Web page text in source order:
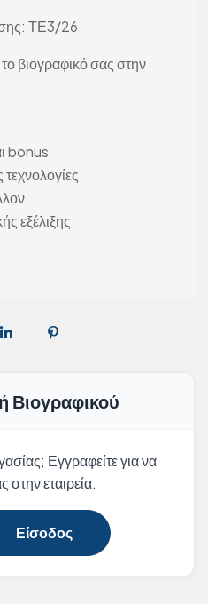
ΤΕ3/26
το βιογραφικό σας στην
bonus
εξέλιξης
Βιογραφικού
Εγγραφείτε για να
στην εταιρεία.
Είσοδος